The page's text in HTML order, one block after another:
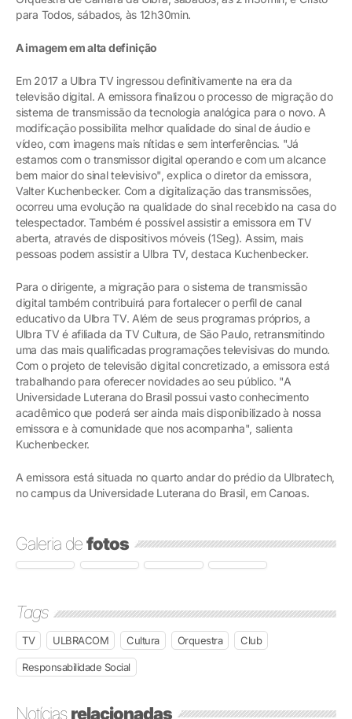
para Todos, sábados, às 12h30min.
A imagem em alta definição
Em 2017 a Ulbra TV ingressou definitivamente na era da
televisão digital. A emissora finalizou o processo de migração do
sistema de transmissão da tecnologia analógica para o novo. A
modificação possibilita melhor qualidade do sinal de áudio e
vídeo, com imagens mais nítidas e sem interferências. "Já
estamos com o transmissor digital operando e com um alcance
bem maior do sinal televisivo", explica o diretor da emissora,
Valter Kuchenbecker. Com a digitalização das transmissões,
ocorreu uma evolução na qualidade do sinal recebido na casa do
telespectador. Também é possível assistir a emissora em TV
aberta, através de dispositivos móveis (1Seg). Assim, mais
pessoas podem assistir a Ulbra TV, destaca Kuchenbecker.
Para o dirigente, a migração para o sistema de transmissão
digital também contribuirá para fortalecer o perfil de canal
educativo da Ulbra TV. Além de seus programas próprios, a
Ulbra TV é afiliada da TV Cultura, de São Paulo, retransmitindo
uma das mais qualificadas programações televisivas do mundo.
Com o projeto de televisão digital concretizado, a emissora está
trabalhando para oferecer novidades ao seu público. "A
Universidade Luterana do Brasil possui vasto conhecimento
acadêmico que poderá ser ainda mais disponibilizado à nossa
emissora e à comunidade que nos acompanha", salienta
Kuchenbecker.
A emissora está situada no quarto andar do prédio da Ulbratech,
no campus da Universidade Luterana do Brasil, em Canoas.
Galeria defotos
Tags
TV ULBRACOM Cultura Orquestra Club
Responsabilidade Social
Notíciasrelacionadas